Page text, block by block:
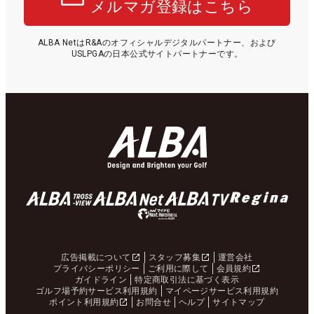
メルマガ登録はこちら
ALBA NetはR&Aのオフィシャルデジタルパートナー、および
USLPGAの日本公式サイトパートナーです。
広告掲載について スタッフ募集
運営会社
プライバシーポリシー
ご利用に際して
会員規約
ガイドライン
特定商取引法に基づく表示
ゴルフ場予約サービス利用規約
マイページサービス利用規約
ポイント利用規約
お問合せ ヘルプ サイトマップ